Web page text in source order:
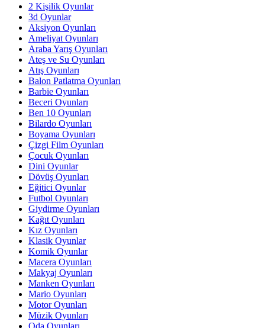
2 Kişilik Oyunlar
3d Oyunlar
Aksiyon Oyunları
Ameliyat Oyunları
Araba Yarış Oyunları
Ateş ve Su Oyunları
Atış Oyunları
Balon Patlatma Oyunları
Barbie Oyunları
Beceri Oyunları
Ben 10 Oyunları
Bilardo Oyunları
Boyama Oyunları
Çizgi Film Oyunları
Çocuk Oyunları
Dini Oyunlar
Dövüş Oyunları
Eğitici Oyunlar
Futbol Oyunları
Giydirme Oyunları
Kağıt Oyunları
Kız Oyunları
Klasik Oyunlar
Komik Oyunlar
Macera Oyunları
Makyaj Oyunları
Manken Oyunları
Mario Oyunları
Motor Oyunları
Müzik Oyunları
Oda Oyunları